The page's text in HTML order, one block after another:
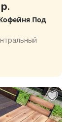
Под